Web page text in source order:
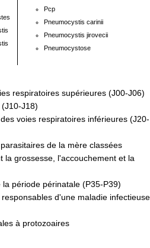
Pcp
Pneumocystis carinii
Pneumocystis jirovecii
Pneumocystose
respiratoires supérieures (J00-J06)
J18)
voies respiratoires inférieures (J20-
de la mère classées
la grossesse, l'accouchement et la
période périnatale (P35-P39)
d'une maladie infectieuse
à protozoaires